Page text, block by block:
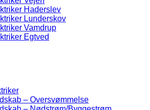
Haderslev
Lunderskov
Vamdrup
Egtved
– Oversvømmelse